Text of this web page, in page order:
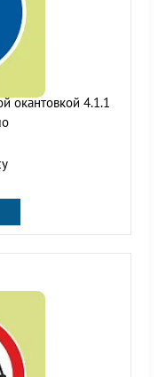
окантовкой 4.1.1